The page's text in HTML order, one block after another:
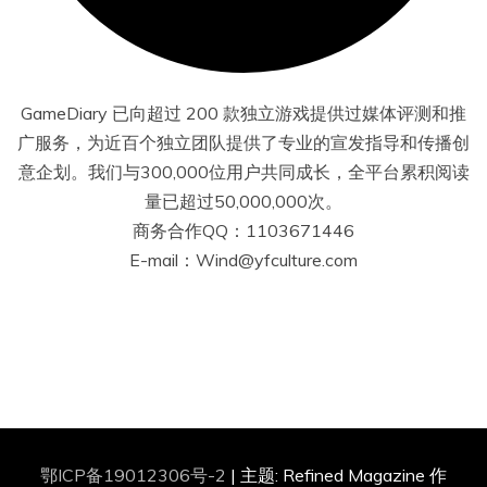
GameDiary 已向超过 200 款独立游戏提供过媒体评测和推
广服务，为近百个独立团队提供了专业的宣发指导和传播创
意企划。我们与300,000位用户共同成长，全平台累积阅读
量已超过50,000,000次。
商务合作QQ：1103671446
E-mail：Wind@yfculture.com
鄂ICP备19012306号-2 | 主题: Refined Magazine 作